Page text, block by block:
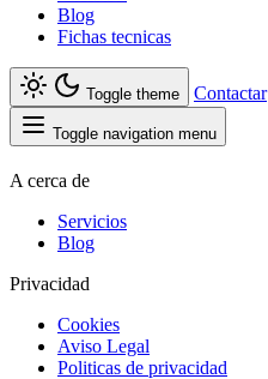
Blog
Fichas tecnicas
Toggle theme Contactar
Toggle navigation menu
A cerca de
Servicios
Blog
Privacidad
Cookies
Aviso Legal
Politicas de privacidad